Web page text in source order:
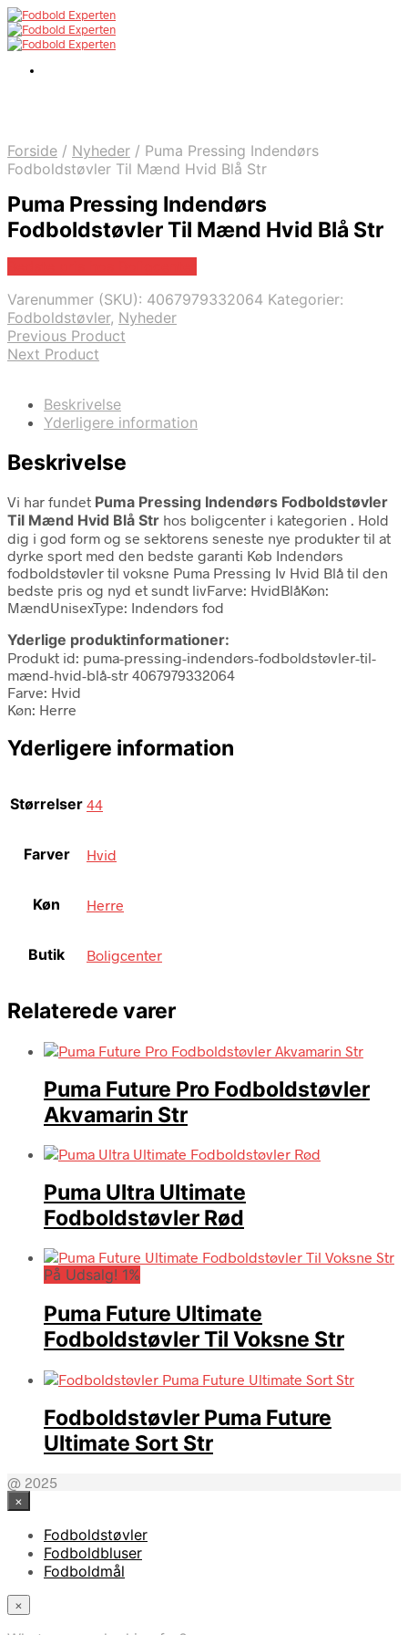
Forside / Nyheder / Puma Pressing Indendørs
Fodboldstøvler Til Mænd Hvid Blå Str
Puma Pressing Indendørs
Fodboldstøvler Til Mænd Hvid Blå Str
Varenummer (SKU): 4067979332064 Kategorier:
Fodboldstøvler, Nyheder
Previous Product
Next Product
Beskrivelse
Yderligere information
Beskrivelse
Vi har fundet Puma Pressing Indendørs Fodboldstøvler
Til Mænd Hvid Blå Str hos boligcenter i kategorien . Hold
dig i god form og se sektorens seneste nye produkter til at
dyrke sport med den bedste garanti Køb Indendørs
fodboldstøvler til voksne Puma Pressing Iv Hvid Blå til den
bedste pris og nyd et sundt livFarve: HvidBlåKøn:
MændUnisexType: Indendørs fod
Yderlige produktinformationer:
Produkt id: puma-pressing-indendørs-fodboldstøvler-til-
mænd-hvid-blå-str 4067979332064
Farve: Hvid
Køn: Herre
Yderligere information
Størrelser 44
Farver Hvid
Køn Herre
Butik Boligcenter
Relaterede varer
Puma Future Pro Fodboldstøvler
Akvamarin Str
Puma Ultra Ultimate
Fodboldstøvler Rød
På Udsalg! 1%
Puma Future Ultimate
Fodboldstøvler Til Voksne Str
Fodboldstøvler Puma Future
Ultimate Sort Str
@ 2025
×
Fodboldstøvler
Fodboldbluser
Fodboldmål
×